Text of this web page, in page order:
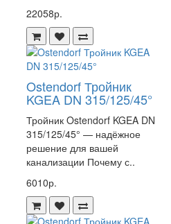
22058р.
Ostendorf Тройник
KGEA DN 315/125/45°
Тройник Ostendorf KGEA DN
315/125/45° — надёжное
решение для вашей
канализации Почему с..
6010р.